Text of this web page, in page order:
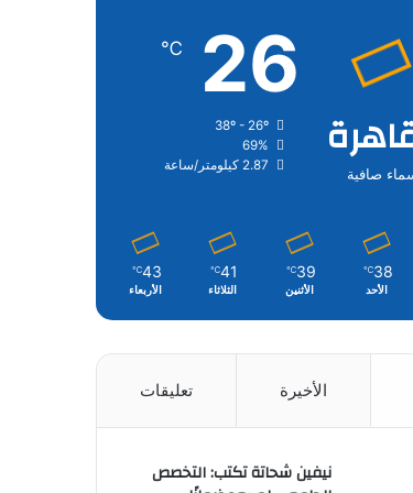
صافية
26
℃
38º - 26º
69%
2.87 كيلومتر/ساعة
38
℃
الأحد
39
℃
الأثنين
41
℃
الثلاثاء
43
℃
الأربعاء
الأخيرة تعليقات
نيفين شحاتة تكتب: التخصص